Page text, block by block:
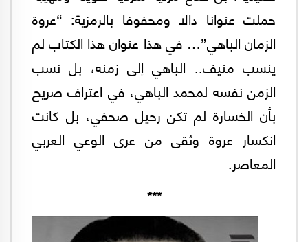
حملت عنوانا دالا ومحفوفا بالرمزية: “عروة
الزمان الباهي”… في هذا عنوان هذا الكتاب لم
ينسب منيف.. الباهي إلى زمنه، بل نسب
الزمن نفسه لمحمد الباهي، في اعتراف صريح
بأن الخسارة لم تكن رحيل صحفي، بل كانت
انكسار عروة وثقى من عرى الوعي العربي
المعاصر.
***